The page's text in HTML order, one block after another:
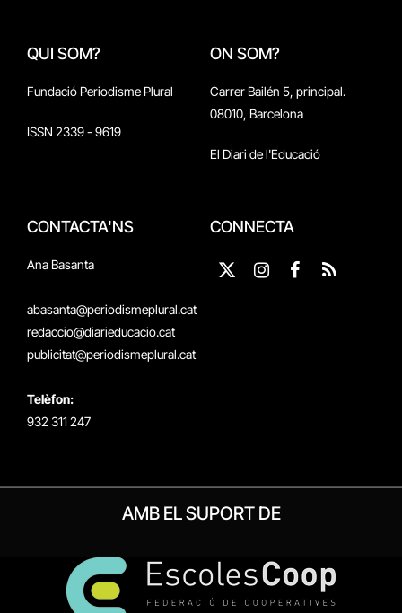
QUI SOM?
Fundació Periodisme Plural
ISSN 2339 - 9619
ON SOM?
Carrer Bailén 5, principal.
08010, Barcelona
El Diari de l'Educació
CONTACTA'NS
Ana Basanta
abasanta@periodismeplural.cat
redaccio@diarieducacio.cat
publicitat@periodismeplural.cat
Telèfon:
932 311 247
CONNECTA
X
Instagram
Facebook
RSS
AMB EL SUPORT DE